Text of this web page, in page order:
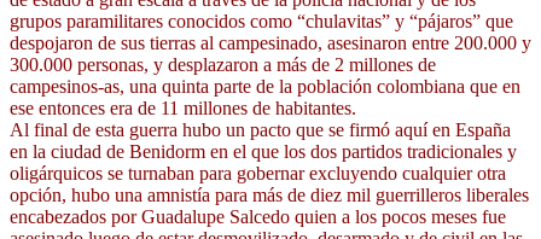
grupos paramilitares conocidos como “chulavitas” y “pájaros” que
despojaron de sus tierras al campesinado, asesinaron entre 200.000 y
300.000 personas, y desplazaron a más de 2 millones de
campesinos-as, una quinta parte de la población colombiana que en
ese entonces era de 11 millones de habitantes.
Al final de esta guerra hubo un pacto que se firmó aquí en España
en la ciudad de Benidorm en el que los dos partidos tradicionales y
oligárquicos se turnaban para gobernar excluyendo cualquier otra
opción, hubo una amnistía para más de diez mil guerrilleros liberales
encabezados por Guadalupe Salcedo quien a los pocos meses fue